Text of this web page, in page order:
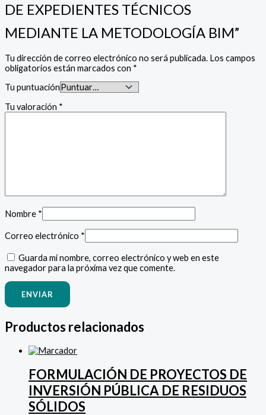
DE EXPEDIENTES TÉCNICOS
MEDIANTE LA METODOLOGÍA BIM”
Tu dirección de correo electrónico no será publicada. Los campos
obligatorios están marcados con *
Tu puntuación
Tu valoración *
Nombre *
Correo electrónico *
Guarda mi nombre, correo electrónico y web en este
navegador para la próxima vez que comente.
Productos relacionados
FORMULACIÓN DE PROYECTOS DE
INVERSIÓN PÚBLICA DE RESIDUOS
SÓLIDOS